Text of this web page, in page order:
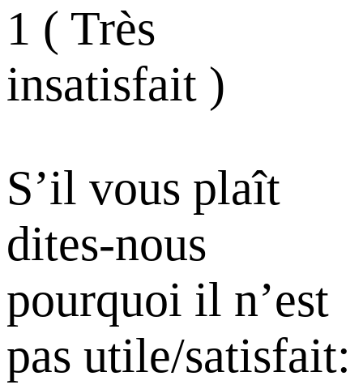
1 ( Très
insatisfait )
S’il vous plaît
dites-nous
pourquoi il n’est
pas utile/satisfait: